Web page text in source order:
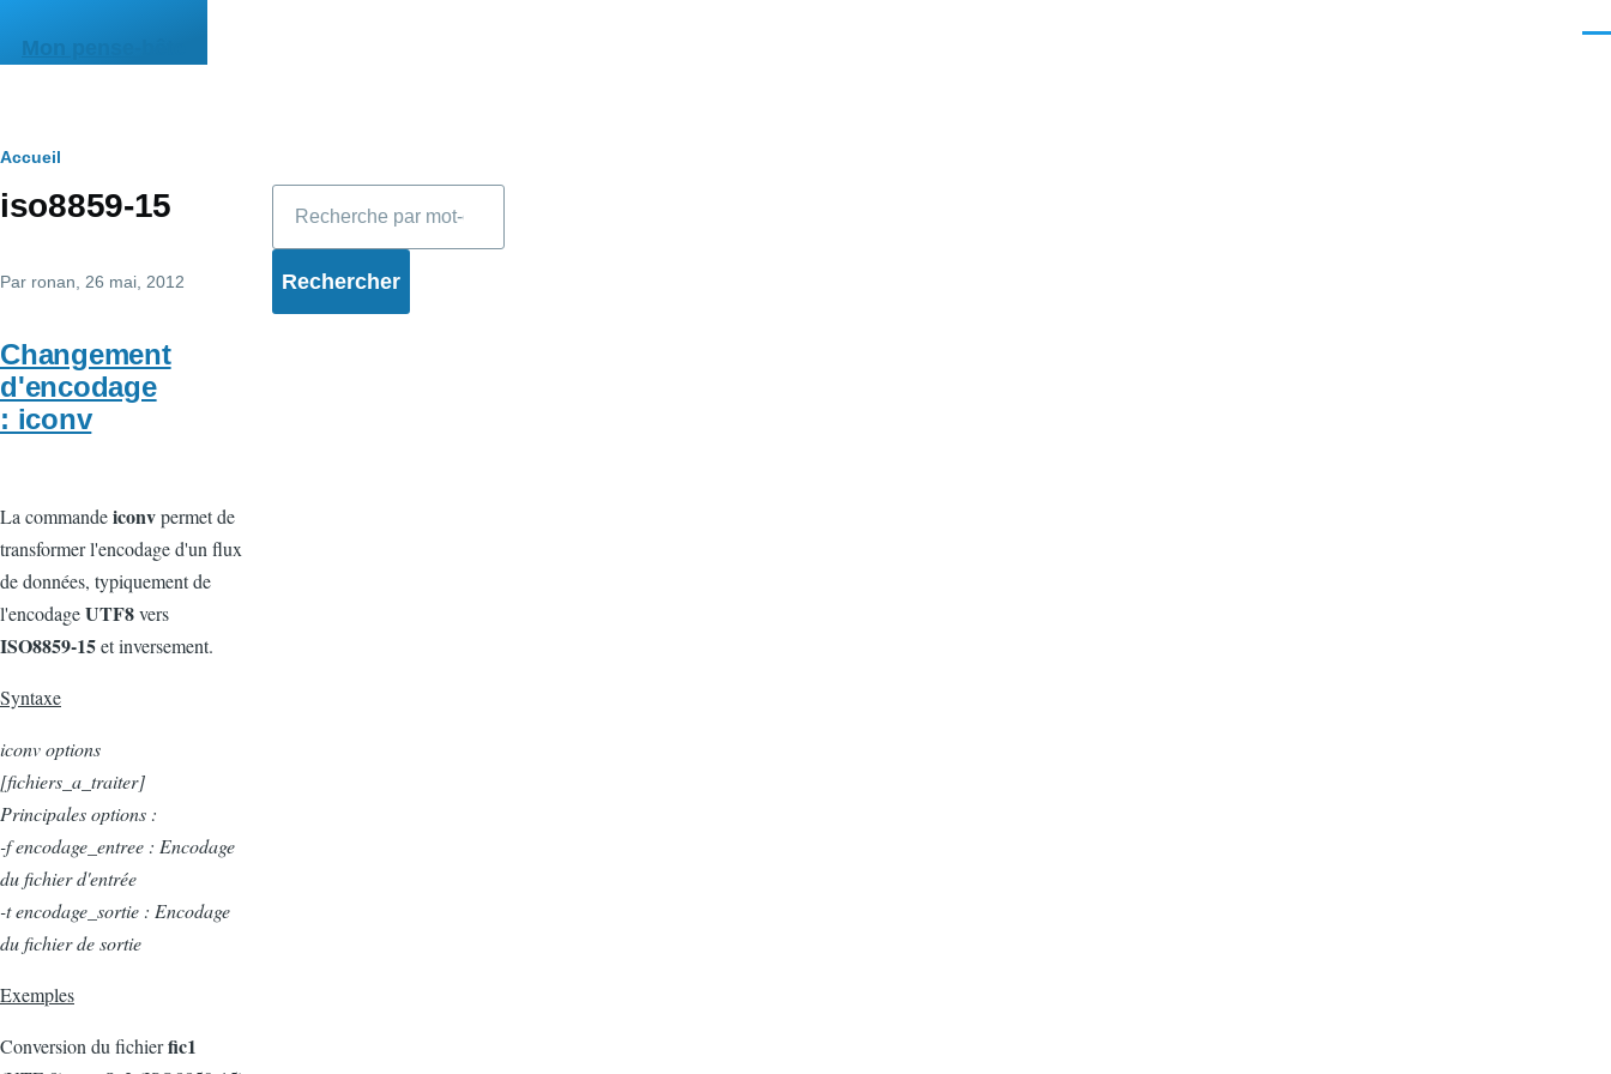
Mon pense-bête
Fil
d'Ariane
Accueil
iso8859-15
Par ronan , 26 mai, 2012
Changement
d'encodage
: iconv
La commandeiconvpermet de
transformer l'encodage d'un flux
de données, typiquement de
l'encodageUTF8vers
ISO8859-15et inversement.
Syntaxe
iconv options
[fichiers_a_traiter]
Principales options :
-f encodage_entree : Encodage
du fichier d'entrée
-t encodage_sortie : Encodage
du fichier de sortie
Exemples
Conversion du fichierfic1